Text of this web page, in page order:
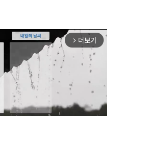
arrow_forward_ios 더보기